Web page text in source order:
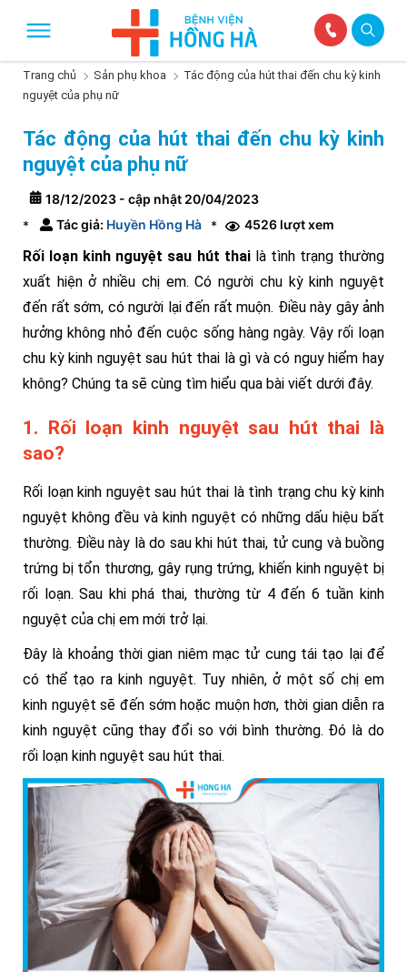
Trang chủ Sản phụ khoa
Tác động của hút thai đến chu kỳ kinh
nguyệt của phụ nữ
Tác động của hút thai đến chu kỳ kinh
nguyệt của phụ nữ
18/12/2023 - cập nhật 20/04/2023
*
Tác giả: Huyền Hồng Hà * 4526 lượt xem
Rối loạn kinh nguyệt sau hút thailà tình trạng thường
xuất hiện ở nhiều chị em. Có người chu kỳ kinh nguyệt
đến rất sớm, có người lại đến rất muộn. Điều này gây ảnh
hưởng không nhỏ đến cuộc sống hàng ngày. Vậy rối loạn
chu kỳ kinh nguyệt sau hút thai là gì và có nguy hiểm hay
không? Chúng ta sẽ cùng tìm hiểu qua bài viết dưới đây.
1. Rối loạn kinh nguyệt sau hút thai là
sao?
Rối loạn kinh nguyệt sau hút thai là tình trạng chu kỳ kinh
nguyệt không đều và kinh nguyệt có những dấu hiệu bất
thường. Điều này là do sau khi hút thai, tử cung và buồng
trứng bị tổn thương, gây rụng trứng, khiến kinh nguyệt bị
rối loạn. Sau khi phá thai, thường từ 4 đến 6 tuần kinh
nguyệt của chị em mới trở lại.
Đây là khoảng thời gian niêm mạc tử cung tái tạo lại để
có thể tạo ra kinh nguyệt. Tuy nhiên, ở một số chị em
kinh nguyệt sẽ đến sớm hoặc muộn hơn, thời gian diễn ra
kinh nguyệt cũng thay đổi so với bình thường. Đó là do
rối loạn kinh nguyệt sau hút thai.